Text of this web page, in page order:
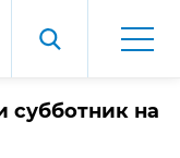
субботник на